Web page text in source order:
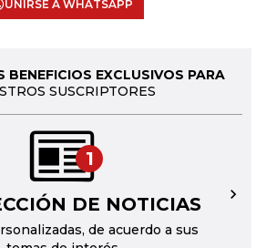
UNIRSE A WHATSAPP
BENEFICIOS EXCLUSIVOS PARA
SUSCRIPTORES
1
DE NOTICIAS
de acuerdo a sus
→